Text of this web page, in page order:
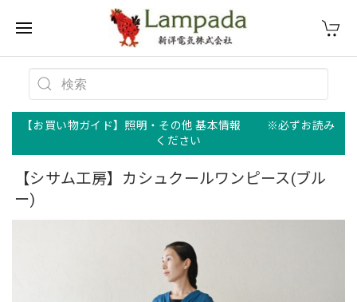
【お買い物ガイド】照明・その他 基本情報 ※必ずお読み
ください
【シサム工房】カシュクールワンピース(ブル
ー)